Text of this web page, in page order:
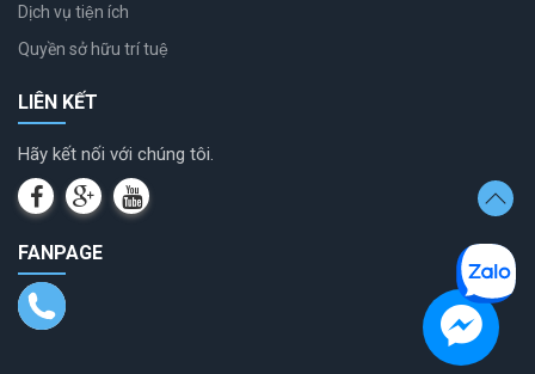
Dịch vụ tiện ích
Quyền sở hữu trí tuệ
LIÊN KẾT
Hãy kết nối với chúng tôi.
FANPAGE